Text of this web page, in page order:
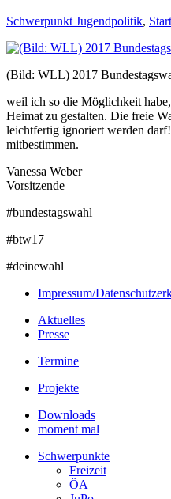
Schwerpunkt Jugendpolitik,
(Bild: WLL) 2017
weil ich so die Möglichkeit
Heimat zu gestalten. Die freie
leichtfertig ignoriert werden
mitbestimmen.
Vanessa Weber
Vorsitzende
#bundestagswahl
#btw17
#deinewahl
Impressum/
Aktuelles
Presse
Termine
Projekte
Downloads
moment mal
Schwerpunkte
Freizeit
ÖA